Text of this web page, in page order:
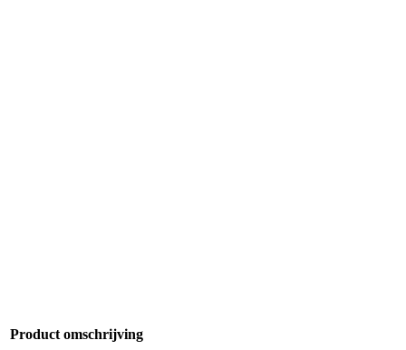
Product omschrijving